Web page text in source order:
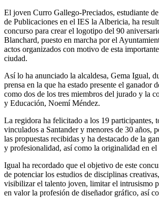
El joven Curro Gallego-Preciados, estudiante
de Publicaciones en el IES la Albericia, ha
concurso para crear el logotipo del 90
Blanchard, puesto en marcha por el
actos organizados con motivo de esta
ciudad.
Así lo ha anunciado la alcaldesa, Gema Igual,
prensa en la que ha estado presente el ganador
como dos de los tres miembros del jurado y la
y Educación, Noemí Méndez.
La regidora ha felicitado a los 19 participantes,
vinculados a Santander y menores de 30 años,
las propuestas recibidas y ha destacado de la
y profesionalidad, así como la originalidad en el
Igual ha recordado que el objetivo de este
de potenciar los estudios de disciplinas
visibilizar el talento joven, limitar el intrusismo
en valor la profesión de diseñador gráfico, así